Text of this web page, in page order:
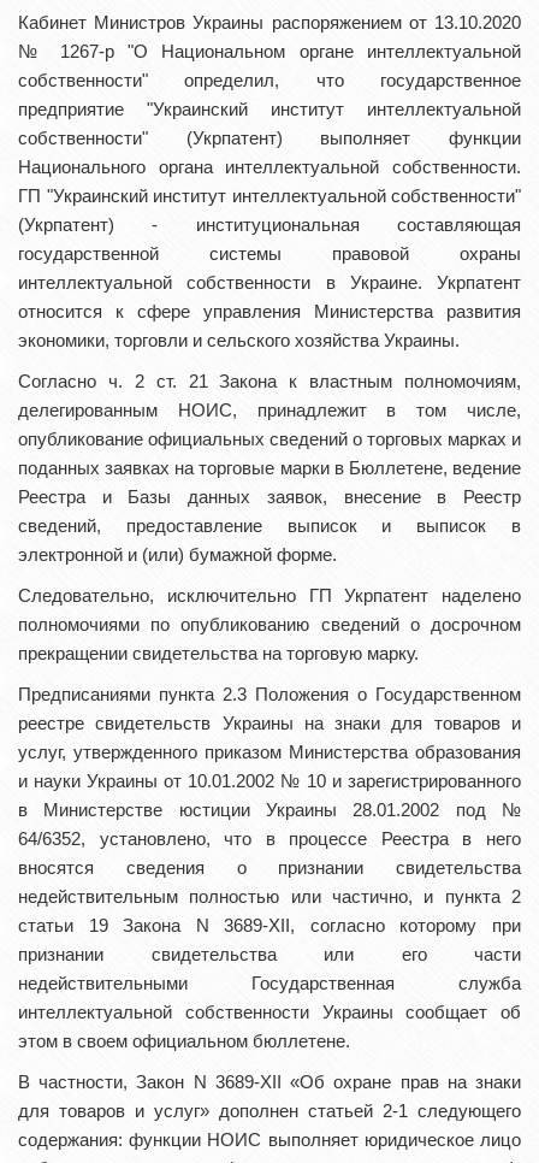
Кабинет Министров Украины распоряжением от 13.10.2020
№ 1267-р "О Национальном органе интеллектуальной
собственности" определил, что государственное
предприятие "Украинский институт интеллектуальной
собственности" (Укрпатент) выполняет функции
Национального органа интеллектуальной собственности.
ГП "Украинский институт интеллектуальной собственности"
(Укрпатент) - институциональная составляющая
государственной системы правовой охраны
интеллектуальной собственности в Украине. Укрпатент
относится к сфере управления Министерства развития
экономики, торговли и сельского хозяйства Украины.
Согласно ч. 2 ст. 21 Закона к властным полномочиям,
делегированным НОИС, принадлежит в том числе,
опубликование официальных сведений о торговых марках и
поданных заявках на торговые марки в Бюллетене, ведение
Реестра и Базы данных заявок, внесение в Реестр
сведений, предоставление выписок и выписок в
электронной и (или) бумажной форме.
Следовательно, исключительно ГП Укрпатент наделено
полномочиями по опубликованию сведений о досрочном
прекращении свидетельства на торговую марку.
Предписаниями пункта 2.3 Положения о Государственном
реестре свидетельств Украины на знаки для товаров и
услуг, утвержденного приказом Министерства образования
и науки Украины от 10.01.2002 № 10 и зарегистрированного
в Министерстве юстиции Украины 28.01.2002 под №
64/6352, установлено, что в процессе Реестра в него
вносятся сведения о признании свидетельства
недействительным полностью или частично, и пункта 2
статьи 19 Закона N 3689-XII, согласно которому при
признании свидетельства или его части
недействительными Государственная служба
интеллектуальной собственности Украины сообщает об
этом в своем официальном бюллетене.
В частности, Закон N 3689-XII «Об охране прав на знаки
для товаров и услуг» дополнен статьей 2-1 следующего
содержания: функции НОИС выполняет юридическое лицо